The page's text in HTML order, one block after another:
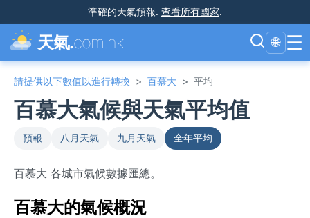
準確的天氣預報. 查看所有國家.
天氣.com.hk 🌐 ☰
請提供以下數值以進行轉換 > 百慕大 > 平均
百慕大氣候與天氣平均值
預報 八月天氣 九月天氣 全年平均
百慕大 各城市氣候數據匯總。
百慕大的氣候概況